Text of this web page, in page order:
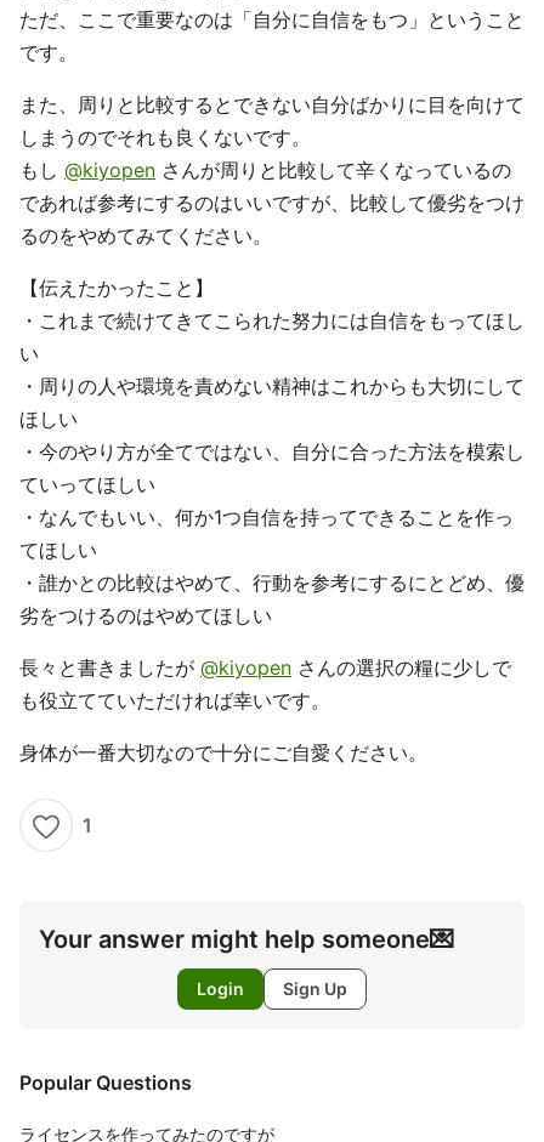
ただ、ここで重要なのは「自分に自信をもつ」ということ
です。
また、周りと比較するとできない自分ばかりに目を向けて
しまうのでそれも良くないです。
もし @kiyopen さんが周りと比較して辛くなっているの
であれば参考にするのはいいですが、比較して優劣をつけ
るのをやめてみてください。
【伝えたかったこと】
・これまで続けてきてこられた努力には自信をもってほし
い
・周りの人や環境を責めない精神はこれからも大切にして
ほしい
・今のやり方が全てではない、自分に合った方法を模索し
ていってほしい
・なんでもいい、何か1つ自信を持ってできることを作っ
てほしい
・誰かとの比較はやめて、行動を参考にするにとどめ、優
劣をつけるのはやめてほしい
長々と書きましたが @kiyopen さんの選択の糧に少しで
も役立てていただければ幸いです。
身体が一番大切なので十分にご自愛ください。
1
Your answer might help someone💌
Login Sign Up
Popular Questions
ライセンスを作ってみたのですが